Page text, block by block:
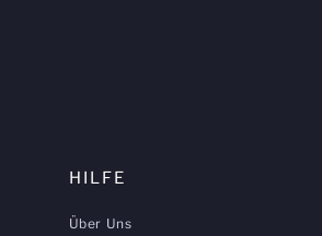
HILFE
Über Uns